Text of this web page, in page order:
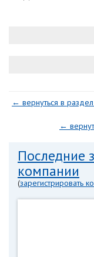
← вернуться в
←
Последние
компании
(зарегистрировать